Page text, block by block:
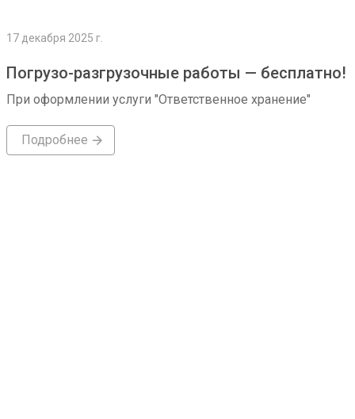
17 декабря 2025 г.
Погрузо-разгрузочные работы — бесплатно!
При оформлении услуги "Ответственное хранение"
Подробнее